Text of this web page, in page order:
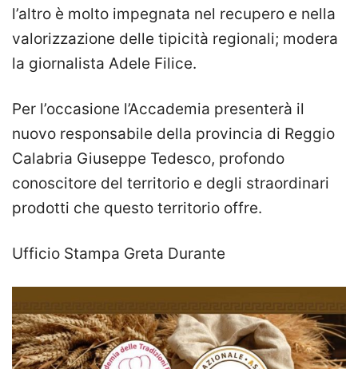
l’altro è molto impegnata nel recupero e nella
valorizzazione delle tipicità regionali; modera
la giornalista Adele Filice.
Per l’occasione l’Accademia presenterà il
nuovo responsabile della provincia di Reggio
Calabria Giuseppe Tedesco, profondo
conoscitore del territorio e degli straordinari
prodotti che questo territorio offre.
Ufficio Stampa Greta Durante